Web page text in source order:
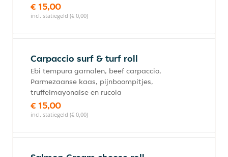
€ 15,00
incl. statiegeld (€ 0,00)
Carpaccio surf & turf roll
Ebi tempura garnalen, beef carpaccio,
Parmezaanse kaas, pijnboompitjes,
truffelmayonaise en rucola
€ 15,00
incl. statiegeld (€ 0,00)